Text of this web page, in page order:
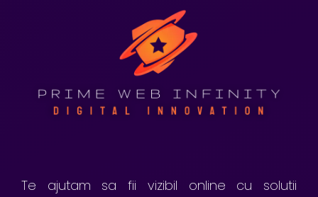
Te ajutam sa fii vizibil online cu solutii